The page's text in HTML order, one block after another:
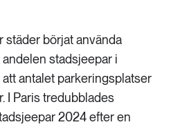
städer börjat använda
stadsjeepar i
antalet parkeringsplatser
I Paris tredubblades
2024 efter en